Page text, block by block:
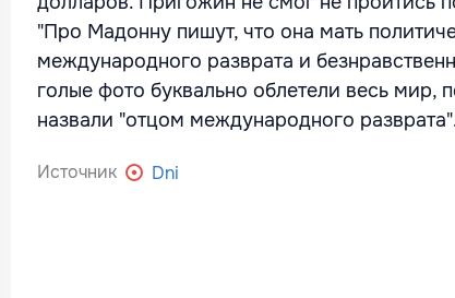
"Про Мадонну пишут, что она мать
международного разврата и
голые фото буквально облетели весь мир,
назвали "отцом международного
Источник Dni